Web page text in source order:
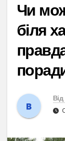
Чи
біля
Від